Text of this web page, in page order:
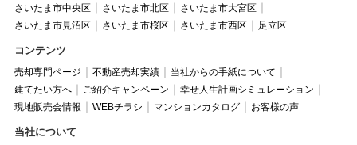
さいたま市中央区
さいたま市北区
さいたま市大宮区
さいたま市見沼区
さいたま市桜区 さいたま市西区 足立区
コンテンツ
売却専門ページ 不動産売却実績
当社からの手紙について
建てたい方へ
ご紹介キャンペーン
幸せ人生計画シミュレーション
現地販売会情報
WEBチラシ マンションカタログ お客様の声
当社について